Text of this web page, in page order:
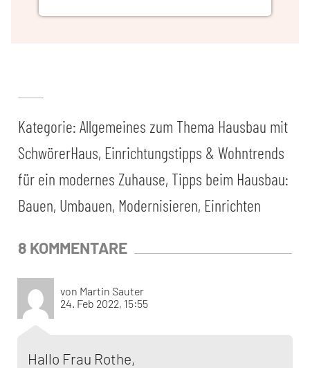
Kategorie: Allgemeines zum Thema Hausbau mit
SchwörerHaus, Einrichtungstipps & Wohntrends
für ein modernes Zuhause, Tipps beim Hausbau:
Bauen, Umbauen, Modernisieren, Einrichten
8 KOMMENTARE
von Martin Sauter
24. Feb 2022, 15:55
Hallo Frau Rothe,